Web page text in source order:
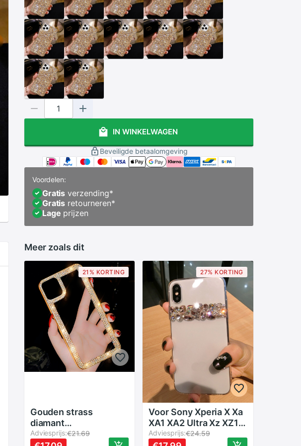
IN WINKELWAGEN
Beveiligde betaalomgeving
Voordelen:
Gratis verzending*
Gratis retourneren*
Lage prijzen
Meer zoals dit
21% KORTING
Gouden strass
diamant
telefoonhoesje voor
Adviesprijs:€21.69
27% KORTING
Voor Sony Xperia X Xa
XA1 XA2 Ultra Xz XZ1
XZ2 XZ3 Compact Plus
Adviesprijs:€24.59